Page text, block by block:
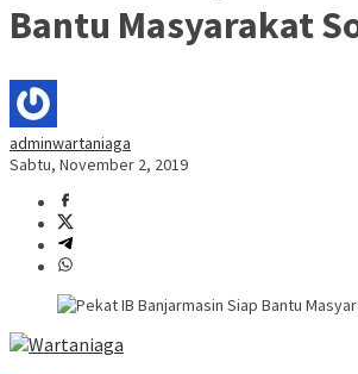
Bantu Masyarakat
adminwartaniaga
Sabtu, November 2, 2019